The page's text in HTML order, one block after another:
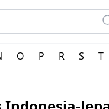
O P R S T